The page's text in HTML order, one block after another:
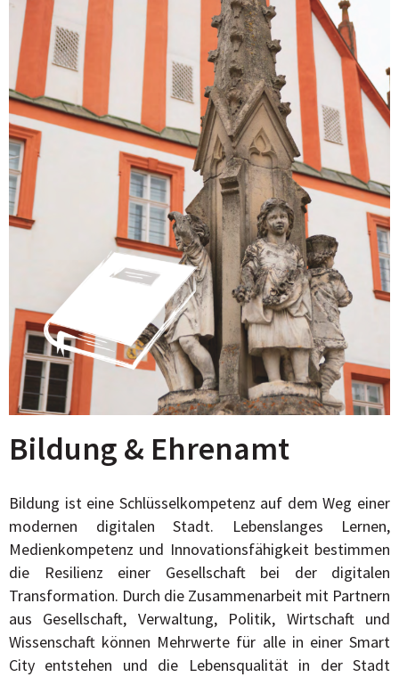
Bildung & Ehrenamt
Bildung ist eine Schlüsselkompetenz auf dem Weg einer
modernen digitalen Stadt. Lebenslanges Lernen,
Medienkompetenz und Innovationsfähigkeit bestimmen
die Resilienz einer Gesellschaft bei der digitalen
Transformation. Durch die Zusammenarbeit mit Partnern
aus Gesellschaft, Verwaltung, Politik, Wirtschaft und
Wissenschaft können Mehrwerte für alle in einer Smart
City entstehen und die Lebensqualität in der Stadt